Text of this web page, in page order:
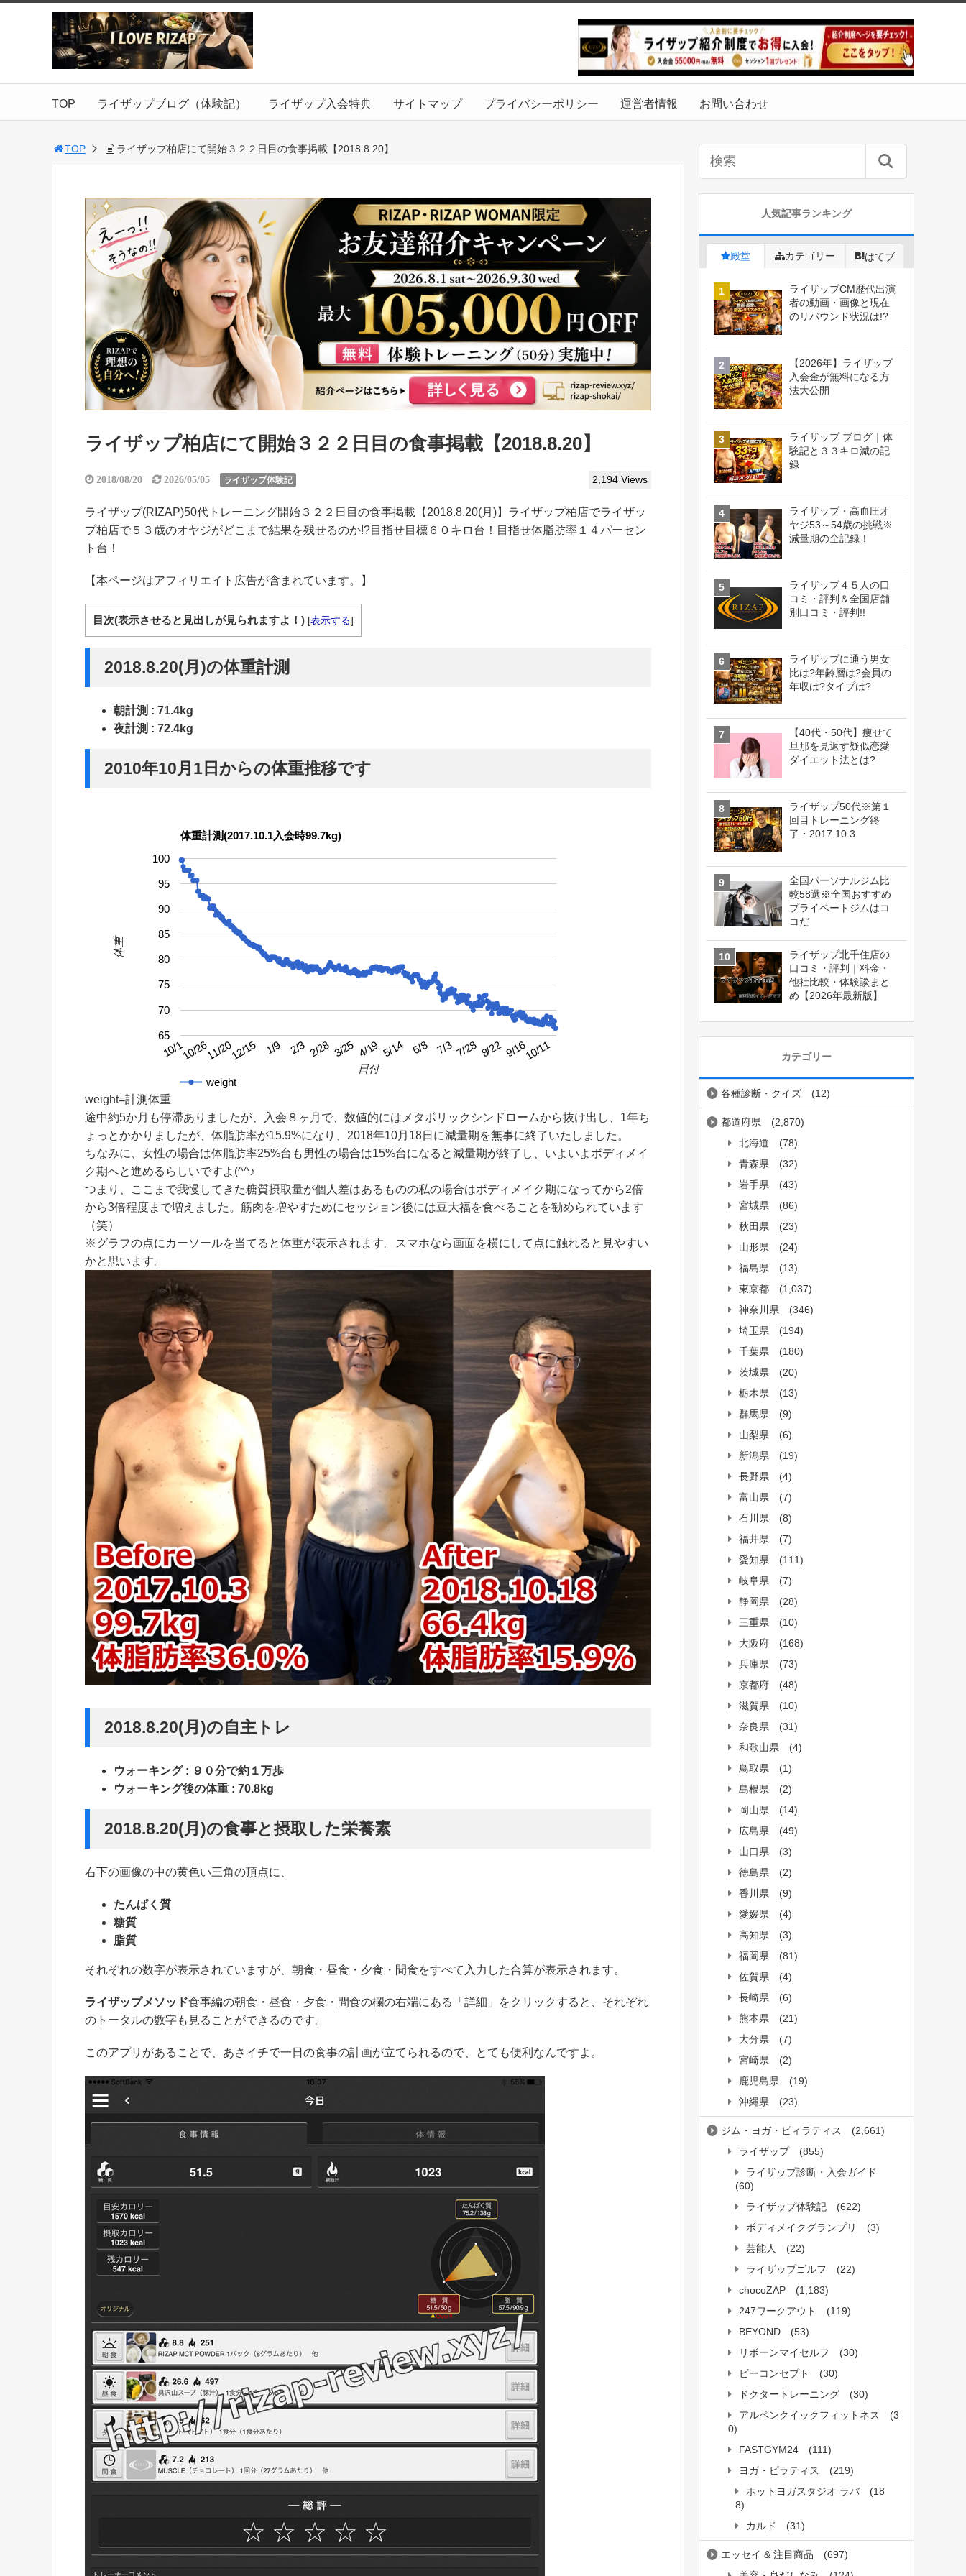
TOP ライザップブログ（体験記） ライザップ入会特典 サイトマップ プライバシーポリシー 運営者情報 お問い合わせ
TOP ライザップ柏店にて開始３２２日目の食事掲載【2018.8.20】
ライザップ柏店にて開始３２２日目の食事掲載【2018.8.20】
2018/08/20 2026/05/05 ライザップ体験記 2,194 Views
ライザップ(RIZAP)50代トレーニング開始３２２日目の食事掲載【2018.8.20(月)】ライザップ柏店でライザッ
プ柏店で５３歳のオヤジがどこまで結果を残せるのか!?目指せ目標６０キロ台！目指せ体脂肪率１４パーセン
ト台！
【本ページはアフィリエイト広告が含まれています。】
目次(表示させると見出しが見られますよ！) [表示する]
2018.8.20(月)の体重計測
朝計測 : 71.4kg
夜計測 : 72.4kg
2010年10月1日からの体重推移です
体重計測(2017.10.1入会時99.7kg)
weight
10/110/2611/2012/15 1/9 2/3 2/28 3/25 4/19 5/14 6/8 7/3 7/28 8/22 9/1610/11
65
70
75
80
85
90
95
100
日付
体重
weight=計測体重
途中約5か月も停滞ありましたが、入会８ヶ月で、数値的にはメタボリックシンドロームから抜け出し、1年ち
ょっとかかりましたが、体脂肪率が15.9%になり、2018年10月18日に減量期を無事に終了いたしました。
ちなみに、女性の場合は体脂肪率25%台も男性の場合は15%台になると減量期が終了し、いよいよボディメイ
ク期へと進めるらしいですよ(^^♪
つまり、ここまで我慢してきた糖質摂取量が個人差はあるものの私の場合はボディメイク期になってから2倍
から3倍程度まで増えました。筋肉を増やすためにセッション後には豆大福を食べることを勧められています
（笑）
※グラフの点にカーソールを当てると体重が表示されます。スマホなら画面を横にして点に触れると見やすい
かと思います。
2018.8.20(月)の自主トレ
ウォーキング : ９０分で約１万歩
ウォーキング後の体重 : 70.8kg
2018.8.20(月)の食事と摂取した栄養素
右下の画像の中の黄色い三角の頂点に、
たんぱく質
糖質
脂質
それぞれの数字が表示されていますが、朝食・昼食・夕食・間食をすべて入力した合算が表示されます。
ライザップメソッド食事編の朝食・昼食・夕食・間食の欄の右端にある「詳細」をクリックすると、それぞれ
のトータルの数字も見ることができるのです。
このアプリがあることで、あさイチで一日の食事の計画が立てられるので、とても便利なんですよ。
人気記事ランキング
殿堂 カテゴリー はてブ
ライザップCM歴代出演
者の動画・画像と現在
のリバウンド状況は!?
【2026年】ライザップ
入会金が無料になる方
法大公開
ライザップ ブログ｜体
験記と３３キロ減の記
録
ライザップ・高血圧オ
ヤジ53～54歳の挑戦※
減量期の全記録！
ライザップ４５人の口
コミ・評判＆全国店舗
別口コミ・評判!!
ライザップに通う男女
比は?年齢層は?会員の
年収は?タイプは?
【40代・50代】痩せて
旦那を見返す疑似恋愛
ダイエット法とは?
ライザップ50代※第１
回目トレーニング終
了・2017.10.3
全国パーソナルジム比
較58選※全国おすすめ
プライベートジムはコ
コだ
ライザップ北千住店の
口コミ・評判｜料金・
他社比較・体験談まと
め【2026年最新版】
カテゴリー
各種診断・クイズ (12)
都道府県
(2,870)
北海道
(78)
青森県
(32)
岩手県
(43)
宮城県
(86)
秋田県
(23)
山形県
(24)
福島県
(13)
東京都
(1,037)
神奈川県
(346)
埼玉県
(194)
千葉県
(180)
茨城県
(20)
栃木県
(13)
群馬県
(9)
山梨県
(6)
新潟県
(19)
長野県
(4)
富山県
(7)
石川県
(8)
福井県
(7)
愛知県
(111)
岐阜県
(7)
静岡県
(28)
三重県
(10)
大阪府
(168)
兵庫県
(73)
京都府
(48)
滋賀県
(10)
奈良県
(31)
和歌山県
(4)
鳥取県
(1)
島根県
(2)
岡山県
(14)
広島県
(49)
山口県
(3)
徳島県
(2)
香川県
(9)
愛媛県
(4)
高知県
(3)
福岡県
(81)
佐賀県
(4)
長崎県
(6)
熊本県
(21)
大分県
(7)
宮崎県
(2)
鹿児島県
(19)
沖縄県
(23)
ジム・ヨガ・ピィラティス
(2,661)
ライザップ
(855)
ライザップ診断・入会ガイド
(60)
ライザップ体験記
(622)
ボディメイクグランプリ
(3)
芸能人
(22)
ライザップゴルフ
(22)
chocoZAP
(1,183)
247ワークアウト
(119)
BEYOND
(53)
リボーンマイセルフ
(30)
ビーコンセプト
(30)
ドクタートレーニング
(30)
アルペンクイックフィットネス
(3
0)
FASTGYM24
(111)
ヨガ・ピラティス
(219)
ホットヨガスタジオ ラバ
(18
8)
カルド
(31)
エッセイ & 注目商品
(697)